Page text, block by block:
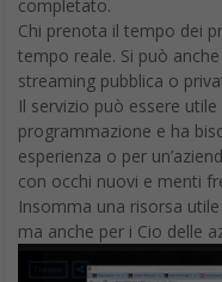
completato.
Chi prenota il tempo dei
tempo reale. Si può
streaming pubblica o
Il servizio può essere
programmazione e ha
esperienza o per
con occhi nuovi e menti
Insomma una risorsa
ma anche per i Cio delle